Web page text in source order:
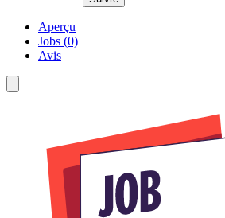
Aperçu
Jobs (0)
Avis